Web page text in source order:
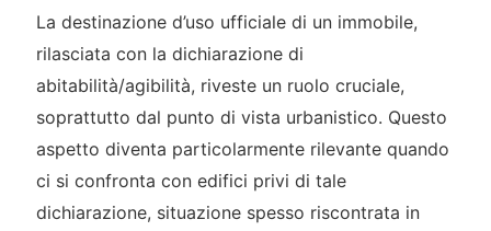
La destinazione d’uso ufficiale di un immobile,
rilasciata con la dichiarazione di
abitabilità/agibilità, riveste un ruolo cruciale,
soprattutto dal punto di vista urbanistico. Questo
aspetto diventa particolarmente rilevante quando
ci si confronta con edifici privi di tale
dichiarazione, situazione spesso riscontrata in